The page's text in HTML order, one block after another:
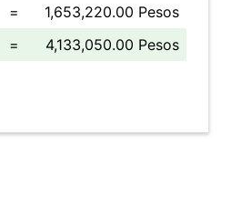
=
1,653,220.00 Pesos
= 4,133,050.00 Pesos